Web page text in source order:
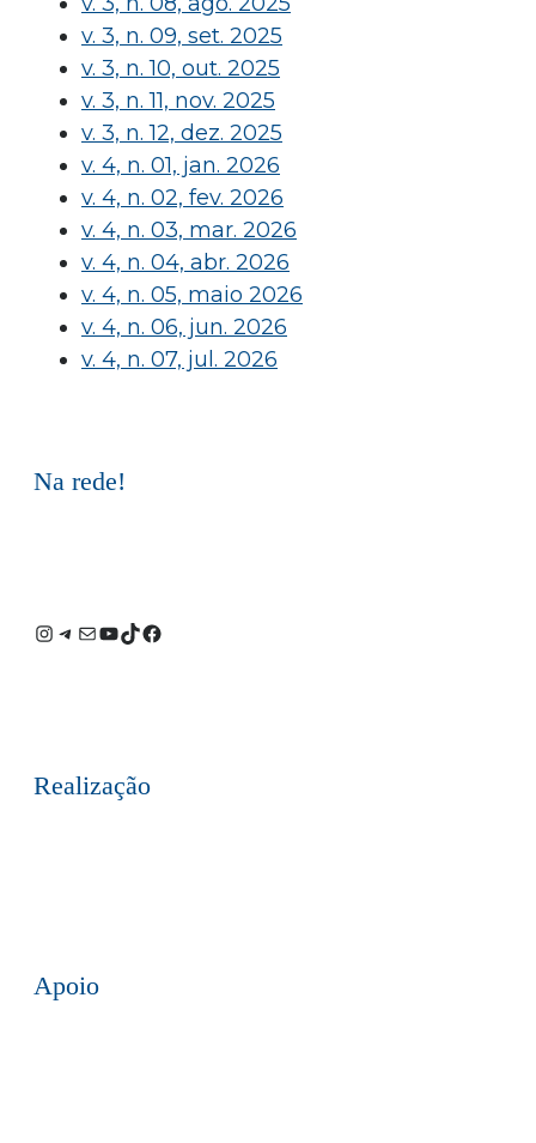
v. 3, n. 09, set. 2025
v. 3, n. 10, out. 2025
v. 3, n. 11, nov. 2025
v. 3, n. 12, dez. 2025
v. 4, n. 01, jan. 2026
v. 4, n. 02, fev. 2026
v. 4, n. 03, mar. 2026
v. 4, n. 04, abr. 2026
v. 4, n. 05, maio 2026
v. 4, n. 06, jun. 2026
v. 4, n. 07, jul. 2026
Na rede!
Instagram
Telegram
E-Youtube
TikTok
Facebook
Realização
Apoio